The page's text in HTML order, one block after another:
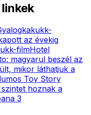
az évekig
filmHotel
magyarul beszél az
mikor láthatjuk a
Toy Story
hoznak a
3